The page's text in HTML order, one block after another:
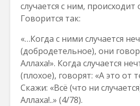
случается с ним, происходит
Говорится так:
«…Когда с ними случается
(добродетельное), они
Аллаха!». Когда случается
(плохое), говорят: «А это от
Скажи: «Всё (что ни
Аллаха!..» (4/78).